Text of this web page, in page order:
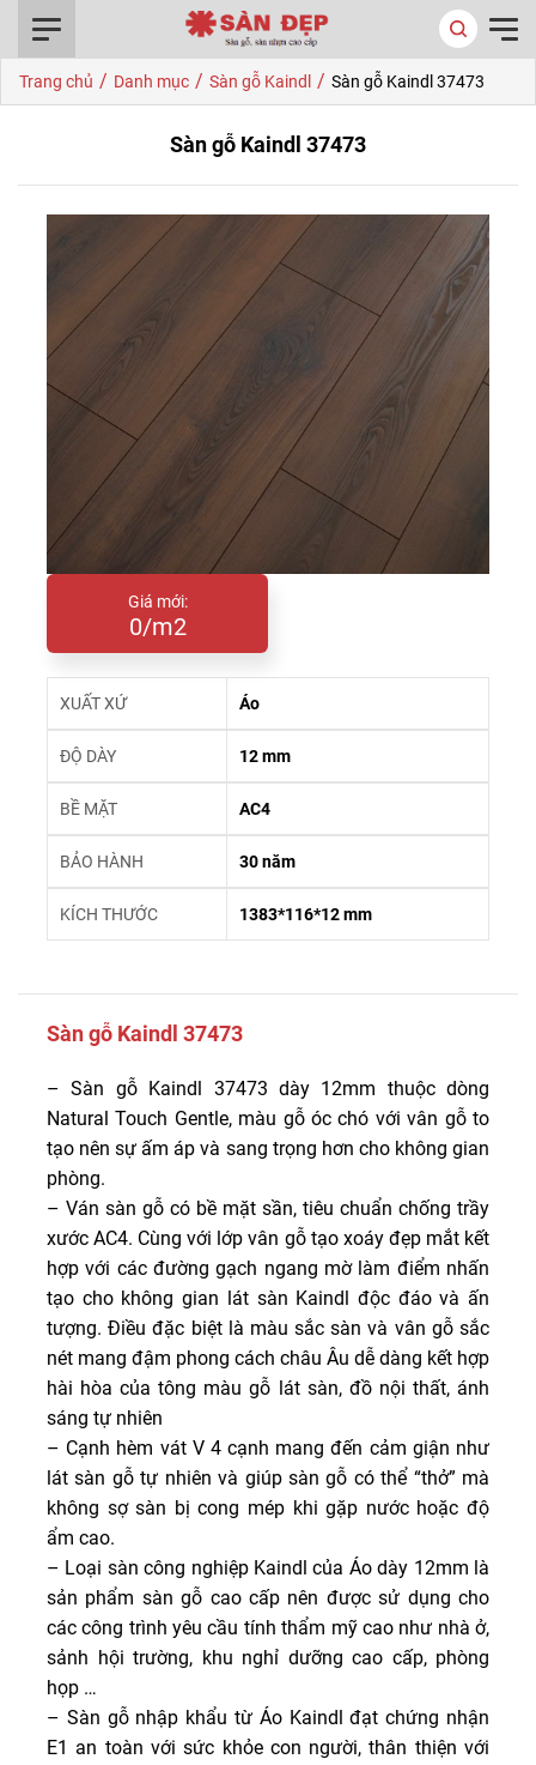
Trang chủ / Danh mục / Sàn gỗ Kaindl / Sàn gỗ Kaindl 37473
Sàn gỗ Kaindl 37473
Giá mới:
0/m2
XUẤT XỨ Áo
ĐỘ DÀY 12 mm
BỀ MẶT AC4
BẢO HÀNH 30 năm
KÍCH THƯỚC 1383*116*12 mm
Sàn gỗ Kaindl 37473
– Sàn gỗ Kaindl 37473 dày 12mm thuộc dòng
Natural Touch Gentle, màu gỗ óc chó với vân gỗ to
tạo nên sự ấm áp và sang trọng hơn cho không gian
phòng.
– Ván sàn gỗ có bề mặt sần, tiêu chuẩn chống trầy
xước AC4. Cùng với lớp vân gỗ tạo xoáy đẹp mắt kết
hợp với các đường gạch ngang mờ làm điểm nhấn
tạo cho không gian lát sàn Kaindl độc đáo và ấn
tượng. Điều đặc biệt là màu sắc sàn và vân gỗ sắc
nét mang đậm phong cách châu Âu dễ dàng kết hợp
hài hòa của tông màu gỗ lát sàn, đồ nội thất, ánh
sáng tự nhiên
– Cạnh hèm vát V 4 cạnh mang đến cảm giận như
lát sàn gỗ tự nhiên và giúp sàn gỗ có thể “thở” mà
không sợ sàn bị cong mép khi gặp nước hoặc độ
ẩm cao.
– Loại sàn công nghiệp Kaindl của Áo dày 12mm là
sản phẩm sàn gỗ cao cấp nên được sử dụng cho
các công trình yêu cầu tính thẩm mỹ cao như nhà ở,
sảnh hội trường, khu nghỉ dưỡng cao cấp, phòng
họp …
– Sàn gỗ nhập khẩu từ Áo Kaindl đạt chứng nhận
E1 an toàn với sức khỏe con người, thân thiện với